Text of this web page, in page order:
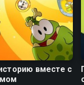
вместе с